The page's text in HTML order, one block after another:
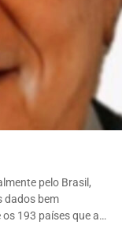
pelo Brasil,
dados bem
193 países que a